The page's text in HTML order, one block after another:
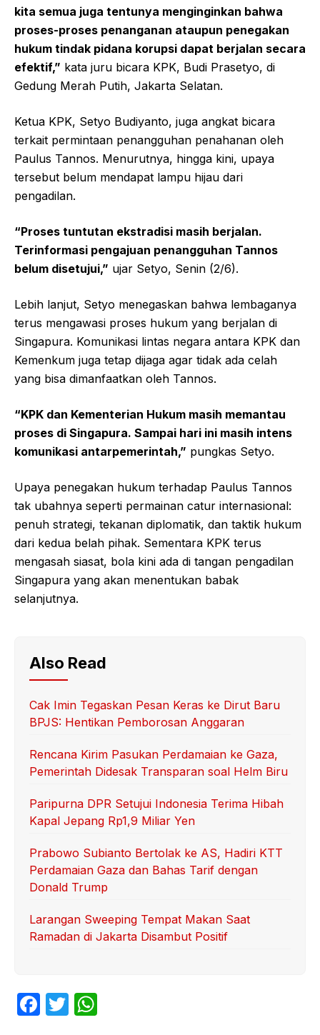
kita semua juga tentunya menginginkan bahwa
proses-proses penanganan ataupun penegakan
hukum tindak pidana korupsi dapat berjalan secara
efektif,” kata juru bicara KPK, Budi Prasetyo, di
Gedung Merah Putih, Jakarta Selatan.
Ketua KPK, Setyo Budiyanto, juga angkat bicara
terkait permintaan penangguhan penahanan oleh
Paulus Tannos. Menurutnya, hingga kini, upaya
tersebut belum mendapat lampu hijau dari
pengadilan.
“Proses tuntutan ekstradisi masih berjalan.
Terinformasi pengajuan penangguhan Tannos
belum disetujui,” ujar Setyo, Senin (2/6).
Lebih lanjut, Setyo menegaskan bahwa lembaganya
terus mengawasi proses hukum yang berjalan di
Singapura. Komunikasi lintas negara antara KPK dan
Kemenkum juga tetap dijaga agar tidak ada celah
yang bisa dimanfaatkan oleh Tannos.
“KPK dan Kementerian Hukum masih memantau
proses di Singapura. Sampai hari ini masih intens
komunikasi antarpemerintah,” pungkas Setyo.
Upaya penegakan hukum terhadap Paulus Tannos
tak ubahnya seperti permainan catur internasional:
penuh strategi, tekanan diplomatik, dan taktik hukum
dari kedua belah pihak. Sementara KPK terus
mengasah siasat, bola kini ada di tangan pengadilan
Singapura yang akan menentukan babak
selanjutnya.
Also Read
Cak Imin Tegaskan Pesan Keras ke Dirut Baru
BPJS: Hentikan Pemborosan Anggaran
Rencana Kirim Pasukan Perdamaian ke Gaza,
Pemerintah Didesak Transparan soal Helm Biru
Paripurna DPR Setujui Indonesia Terima Hibah
Kapal Jepang Rp1,9 Miliar Yen
Prabowo Subianto Bertolak ke AS, Hadiri KTT
Perdamaian Gaza dan Bahas Tarif dengan
Donald Trump
Larangan Sweeping Tempat Makan Saat
Ramadan di Jakarta Disambut Positif
F
T